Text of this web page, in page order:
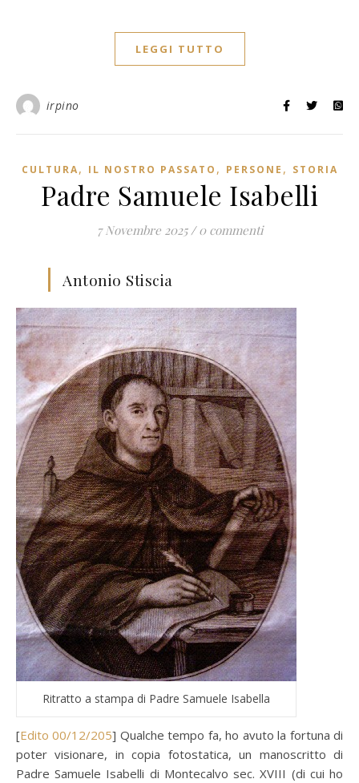
LEGGI TUTTO
irpino
CULTURA, IL NOSTRO PASSATO , PERSONE , STORIA
Padre Samuele Isabelli
7 Novembre 2025 / 0 commenti
Antonio Stiscia
Ritratto a stampa di Padre Samuele Isabella
[ Edito 00/12/205] Qualche tempo fa, ho avuto la fortuna di
poter visionare, in copia fotostatica, un manoscritto di
Padre Samuele Isabelli di Montecalvo sec. XVIII (di cui ho